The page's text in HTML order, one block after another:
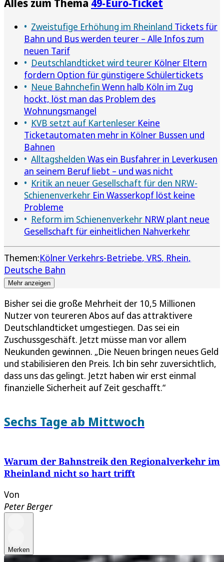
Zweistufige Erhöhung im Rheinland Tickets für
Bahn und Bus werden teurer – Alle Infos zum
neuen Tarif
Deutschlandticket wird teurer Kölner Eltern
fordern Option für günstigere Schülertickets
Neue Bahnchefin Wenn halb Köln im Zug
hockt, löst man das Problem des
Wohnungsmangel
KVB setzt auf Kartenleser Keine
Ticketautomaten mehr in Kölner Bussen und
Bahnen
Alltagshelden Was ein Busfahrer in Leverkusen
an seinem Beruf liebt – und was nicht
Kritik an neuer Gesellschaft für den NRW-
Schienenverkehr Ein Wasserkopf löst keine
Probleme
Reform im Schienenverkehr NRW plant neue
Gesellschaft für einheitlichen Nahverkehr
Themen:Kölner Verkehrs-Betriebe VRS Rhein
Deutsche Bahn
Mehr anzeigen
Bisher sei die große Mehrheit der 10,5 Millionen
Nutzer von teureren Abos auf das attraktivere
Deutschlandticket umgestiegen. Das sei ein
Zuschussgeschäft. Jetzt müsse man vor allem
Neukunden gewinnen. „Die Neuen bringen neues Geld
und stabilisieren den Preis. Ich bin sehr zuversichtlich,
dass uns das gelingt. Jetzt haben wir erst einmal
finanzielle Sicherheit auf Zeit geschafft.“
Sechs Tage ab Mittwoch
Warum der Bahnstreik den Regionalverkehr im
Rheinland nicht so hart trifft
Von
Peter Berger
Merken